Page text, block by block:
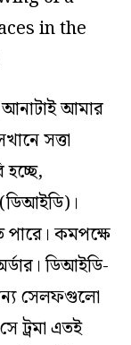
আনাটাই আমার
সত্তা
হচ্ছে,
(ডিআইডি)।
পারে। কমপক্ষে
ডিআইডি-
সেলফগুলো
ট্রমা এতই